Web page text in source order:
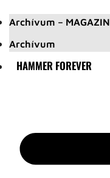
Archívum – MAGAZIN
Archívum
HAMMER FOREVER